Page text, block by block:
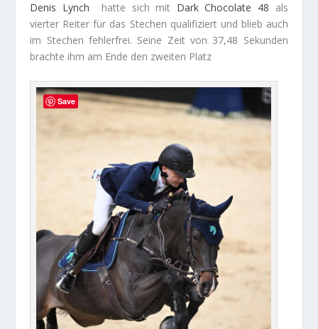
Denis Lynch hatte sich mit Dark Chocolate 48 als
vierter Reiter für das Stechen qualifiziert und blieb auch
im Stechen fehlerfrei. Seine Zeit von 37,48 Sekunden
brachte ihm am Ende den zweiten Platz
Save